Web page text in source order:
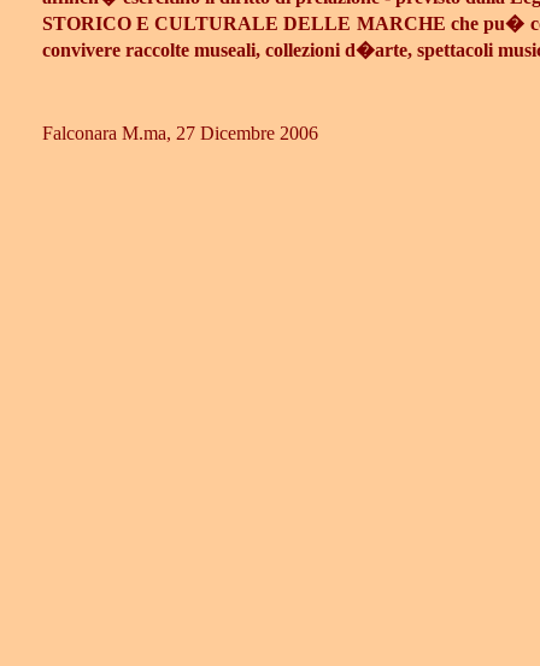
STORICO E CULTURALE DELLE MARCHE che pu�
convivere raccolte museali, collezioni d�arte, spettacoli
Falconara M.ma, 27 Dicembre 2006